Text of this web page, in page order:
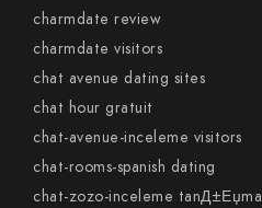
charmdate review
charmdate visitors
chat avenue dating sites
chat hour gratuit
chat-avenue-inceleme visitors
chat-rooms-spanish dating
chat-zozo-inceleme tanД±Еџma